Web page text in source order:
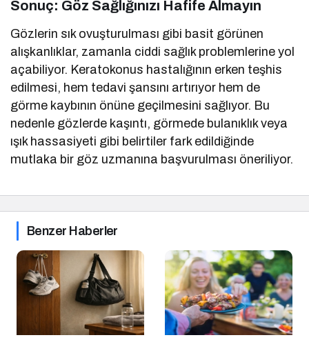
Sonuç: Göz Sağlığınızı Hafife Almayın
Gözlerin sık ovuşturulması gibi basit görünen
alışkanlıklar, zamanla ciddi sağlık problemlerine yol
açabiliyor. Keratokonus hastalığının erken teşhis
edilmesi, hem tedavi şansını artırıyor hem de
görme kaybının önüne geçilmesini sağlıyor. Bu
nedenle gözlerde kaşıntı, görmede bulanıklık veya
ışık hassasiyeti gibi belirtiler fark edildiğinde
mutlaka bir göz uzmanına başvurulması öneriliyor.
Benzer Haberler